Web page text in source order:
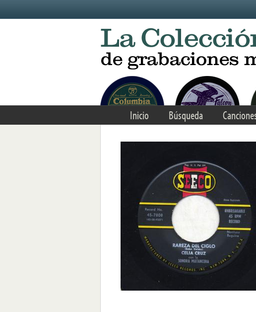
Inicio Búsqueda